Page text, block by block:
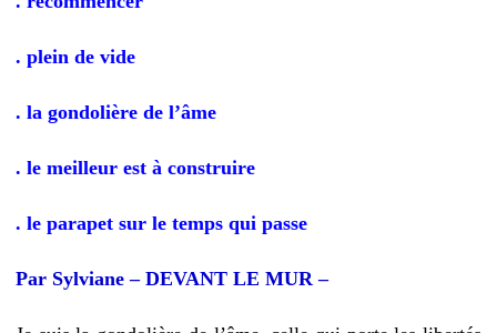
. plein de vide
. la gondolière de l’âme
. le meilleur est à construire
. le parapet sur le temps qui passe
Par Sylviane – DEVANT LE MUR –